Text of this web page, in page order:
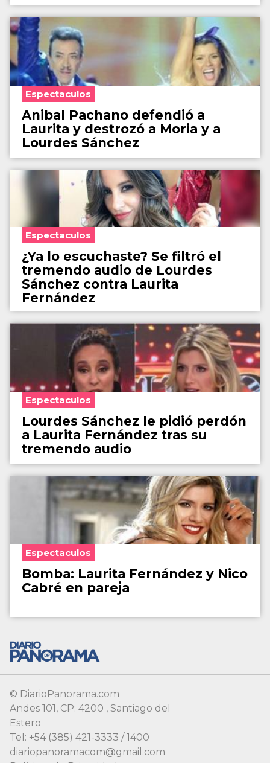
Espectaculos
Anibal Pachano defendió a
Laurita y destrozó a Moria y a
Lourdes Sánchez
Espectaculos
¿Ya lo escuchaste? Se filtró el
tremendo audio de Lourdes
Sánchez contra Laurita
Fernández
Espectaculos
Lourdes Sánchez le pidió perdón
a Laurita Fernández tras su
tremendo audio
Espectaculos
Bomba: Laurita Fernández y Nico
Cabré en pareja
© DiarioPanorama.com
Andes 101, CP: 4200 , Santiago del
Estero
Tel: +54 (385) 421-3333 / 1400
diariopanoramacom@gmail.com